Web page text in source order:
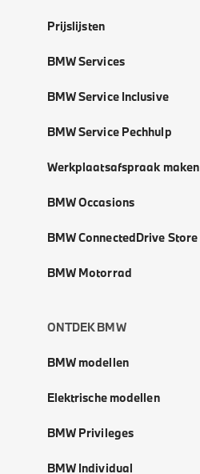
Prijslijsten
BMW Services
BMW Service Inclusive
BMW Service Pechhulp
Werkplaatsafspraak maken
BMW Occasions
BMW ConnectedDrive Store
BMW Motorrad
ONTDEK BMW
BMW modellen
Elektrische modellen
BMW Privileges
BMW Individual